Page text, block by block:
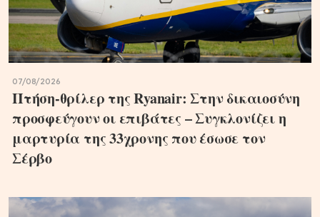
07/08/2026
Πτήση-θρίλερ της Ryanair: Στην δικαιοσύνη
προσφεύγουν οι επιβάτες – Συγκλονίζει η
μαρτυρία της 33χρονης που έσωσε τον
Σέρβο